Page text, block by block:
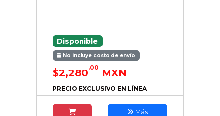
Disponible
No incluye costo de envío
$2,280.00 MXN
PRECIO EXCLUSIVO EN LÍNEA
Más